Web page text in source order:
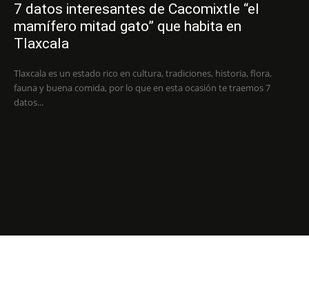
7 datos interesantes de Cacomixtle “el
mamífero mitad gato” que habita en
Tlaxcala
Tlaxcala es un estado rico en cultura, tradiciones, historia, flora,
fauna y buena comida, por lo que en esta ocasión te traemos 7
datos...